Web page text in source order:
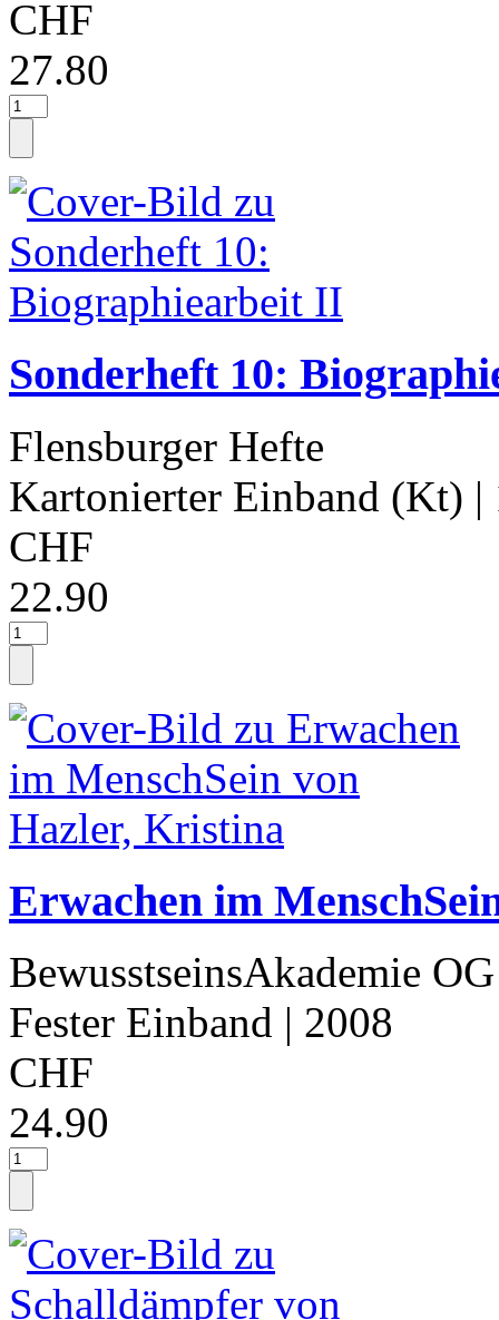
CHF
27.80
Sonderheft 10:
Flensburger Hefte
Kartonierter Einband (Kt) |
CHF
22.90
Erwachen im
BewusstseinsAkademie OG
Fester Einband | 2008
CHF
24.90